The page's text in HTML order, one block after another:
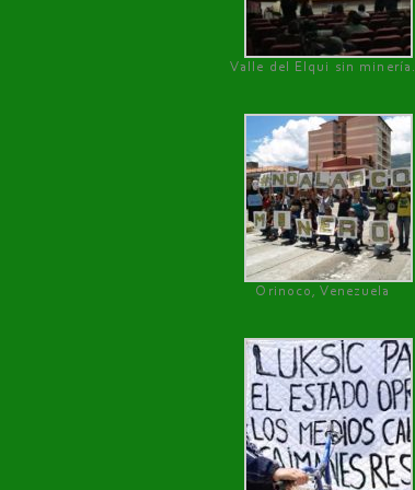
Valle del Elqui sin minería.
Orinoco, Venezuela